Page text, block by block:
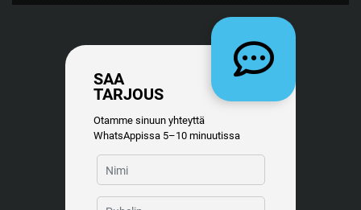
SAA
TARJOUS
Otamme sinuun yhteyttä
WhatsAppissa 5–10 minuutissa